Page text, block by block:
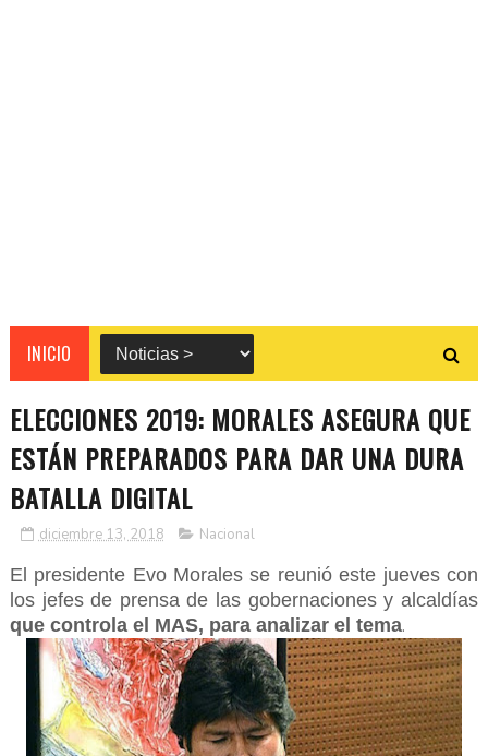
INICIO
ELECCIONES 2019: MORALES ASEGURA QUE
ESTÁN PREPARADOS PARA DAR UNA DURA
BATALLA DIGITAL
diciembre 13, 2018 Nacional
El presidente Evo Morales se reunió este jueves con
los jefes de prensa de las gobernaciones y alcaldías
que controla el MAS, para analizar el tema.